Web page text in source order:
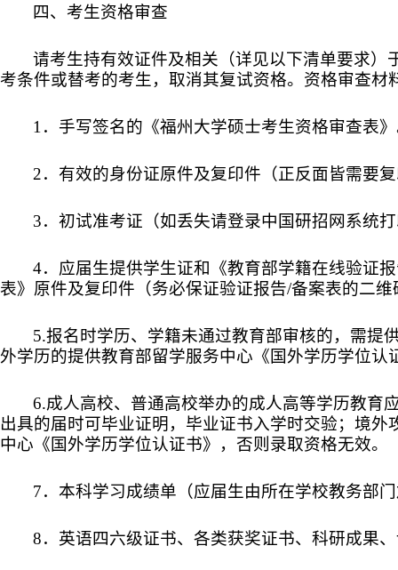
四、考生资格审查
请考生持有效证件及相关（详见以下清单要求）
考条件或替考的考生，取消其复试资格。资格审查材
1．手写签名的《福州大学硕士考生资格审查表
2．有效的身份证原件及复印件（正反面皆需要
3．初试准考证（如丢失请登录中国研招网系统
4．应届生提供学生证和《教育部学籍在线验证
表》原件及复印件（务必保证验证报告/备案表的二
5.报名时学历、学籍未通过教育部审核的，需提
外学历的提供教育部留学服务中心《国外学历学位认
6.成人高校、普通高校举办的成人高等学历教育
出具的届时可毕业证明，毕业证书入学时交验；境
中心《国外学历学位认证书》，否则录取资格无效。
7．本科学习成绩单（应届生由所在学校教务部
8．英语四六级证书、各类获奖证书、科研成果